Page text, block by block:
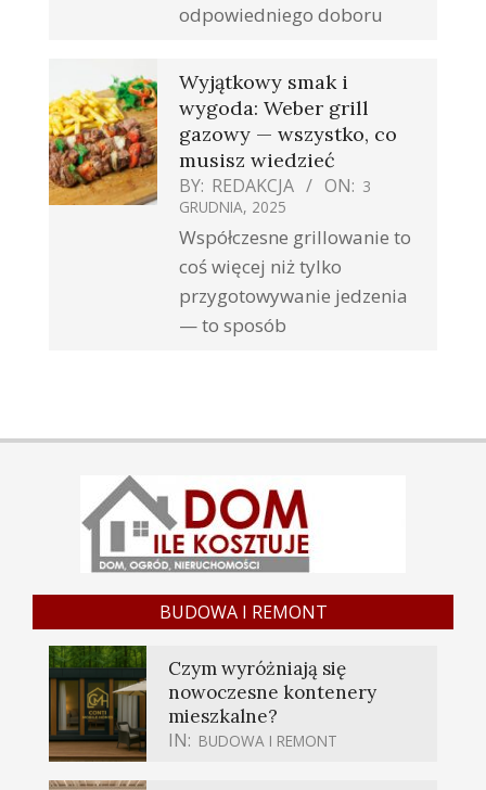
odpowiedniego doboru
Wyjątkowy smak i
wygoda: Weber grill
gazowy — wszystko, co
musisz wiedzieć
BY: REDAKCJA ON: 3
GRUDNIA, 2025
Współczesne grillowanie to
coś więcej niż tylko
przygotowywanie jedzenia
— to sposób
BUDOWA I REMONT
Czym wyróżniają się
nowoczesne kontenery
mieszkalne?
IN: BUDOWA I REMONT